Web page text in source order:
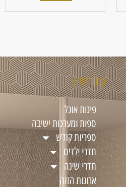
קטגוריות
פינות אוכל
ספות ומערכות ישיבה
ספריות קודש
חדרי ילדים
חדרי שינה
ארונות הזזה